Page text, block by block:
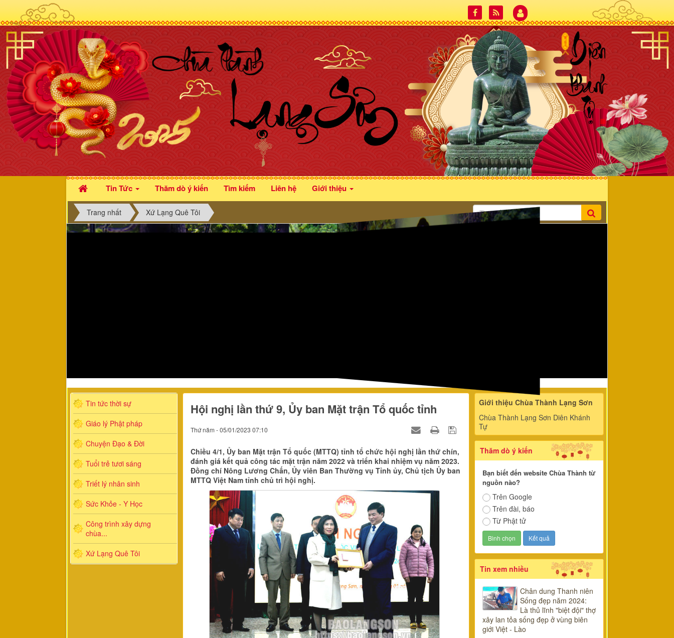
Tin Tức Thăm dò ý kiến Tìm kiếm Liên hệ Giới thiệu
Trang nhất Xứ Lạng Quê Tôi
Hội nghị lần thứ 9, Ủy ban Mặt trận Tổ quốc tỉnh
Thứ năm - 05/01/2023 07:10
Chiều 4/1, Ủy ban Mặt trận Tổ quốc (MTTQ) tỉnh tổ chức hội nghị lần thứ chín,
đánh giá kết quả công tác mặt trận năm 2022 và triển khai nhiệm vụ năm 2023.
Đồng chí Nông Lương Chấn, Ủy viên Ban Thường vụ Tỉnh ủy, Chủ tịch Ủy ban
MTTQ Việt Nam tỉnh chủ trì hội nghị.
Giới thiệu Chùa Thành Lạng Sơn
Chùa Thành Lạng Sơn Diên Khánh
Tự
Thăm dò ý kiến
Bạn biết đến website Chùa Thành từ
nguồn nào?
Trên Google
Trên đài, báo
Từ Phật tử
Tin xem nhiều
Chân dung Thanh niên
Sống đẹp năm 2024:
Là thủ lĩnh "biệt đội" thợ
xây lan tỏa sống đẹp ở vùng biên
giới Việt - Lào
Tin tức thời sự
Giáo lý Phật pháp
Chuyện Đạo & Đời
Tuổi trẻ tươi sáng
Triết lý nhân sinh
Sức Khỏe - Y Học
Công trình xây dựng
chùa...
Xứ Lạng Quê Tôi